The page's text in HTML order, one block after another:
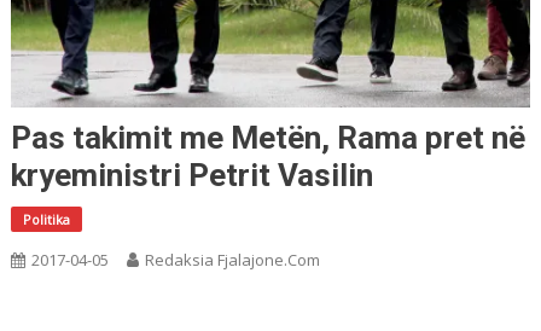
Pas takimit me Metën, Rama pret në
kryeministri Petrit Vasilin
Politika
2017-04-05 Redaksia Fjalajone.com